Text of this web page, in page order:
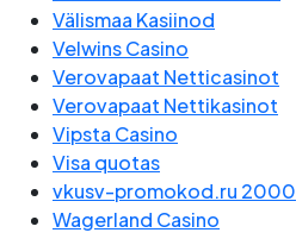
Välismaa Kasiinod
Velwins Casino
Verovapaat Netticasinot
Verovapaat Nettikasinot
Vipsta Casino
Visa quotas
vkusv-promokod.ru 2000
Wagerland Casino